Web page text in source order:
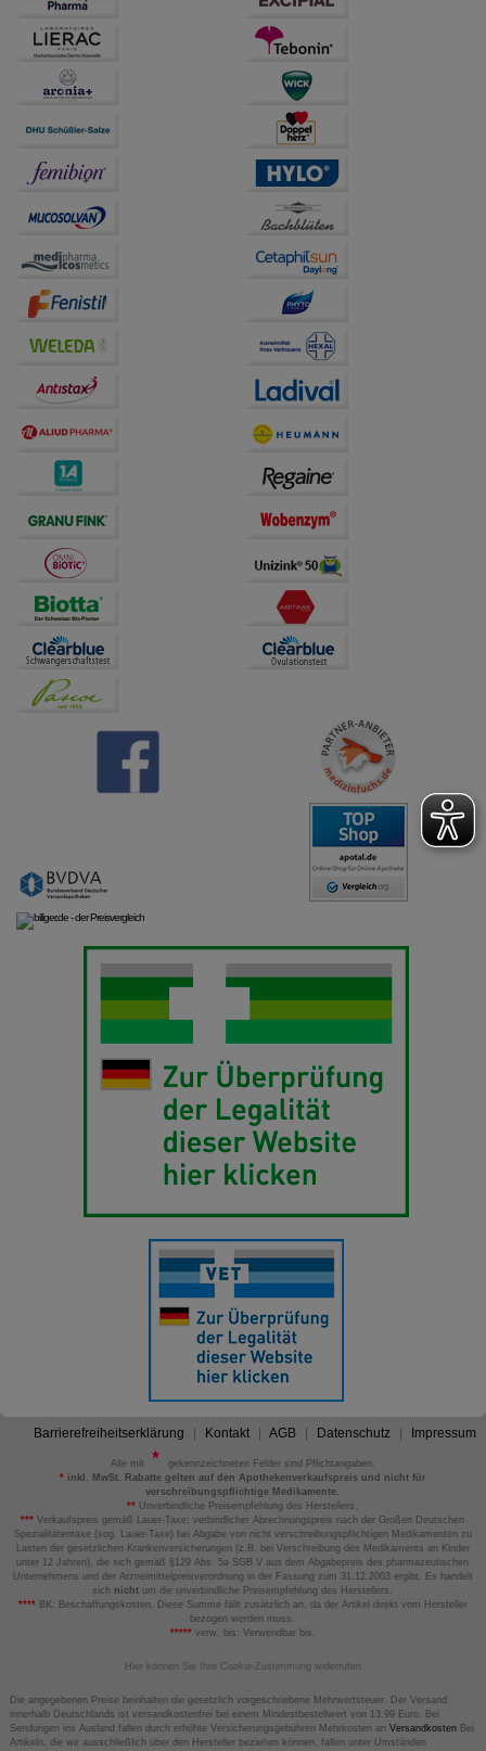
Barrierefreiheitserklärung Kontakt AGB Datenschutz Impressum
Alle mit
gekennzeichneten Felder sind Pflichtangaben.
*inkl. MwSt. Rabatte gelten auf den Apothekenverkaufspreis und nicht für
verschreibungspflichtige Medikamente.
** Unverbindliche Preisempfehlung des Herstellers.
*** Verkaufspreis gemäß Lauer-Taxe; verbindlicher Abrechnungspreis nach der Großen Deutschen
Spezialitätentaxe (sog. Lauer-Taxe) bei Abgabe von nicht verschreibungspflichtigen Medikamenten zu
Lasten der gesetzlichen Krankenversicherungen (z.B. bei Verschreibung des Medikaments an Kinder
unter 12 Jahren), die sich gemäß §129 Abs. 5a SGB V aus dem Abgabepreis des pharmazeutischen
Unternehmens und der Arzneimittelpreisverordnung in der Fassung zum 31.12.2003 ergibt. Es handelt
sich nicht um die unverbindliche Preisempfehlung des Herstellers.
****BK: Beschaffungskosten. Diese Summe fällt zusätzlich an, da der Artikel direkt vom Hersteller
bezogen werden muss.
*****verw. bis: Verwendbar bis.
Hier können Sie Ihre Cookie-Zustimmung widerrufen
Die angegebenen Preise beinhalten die gesetzlich vorgeschriebene Mehrwertsteuer. Der Versand
innerhalb Deutschlands ist versandkostenfrei bei einem Mindestbestellwert von 13,99 Euro. Bei
Sendungen ins Ausland fallen durch erhöhte Versicherungsgebühren Mehrkosten an VersandkostenBei
Artikeln, die wir ausschließlich über den Hersteller beziehen können, fallen unter Umständen